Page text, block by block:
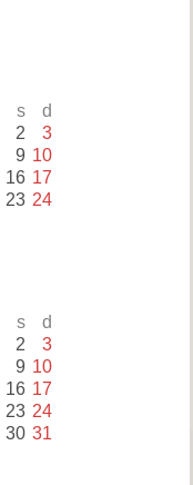
s d
2 3
9 10
16 17
23 24
s d
2 3
9 10
16 17
23 24
30 31